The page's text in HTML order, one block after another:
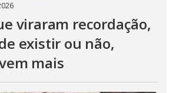
viraram recordação,
existir ou não,
mais